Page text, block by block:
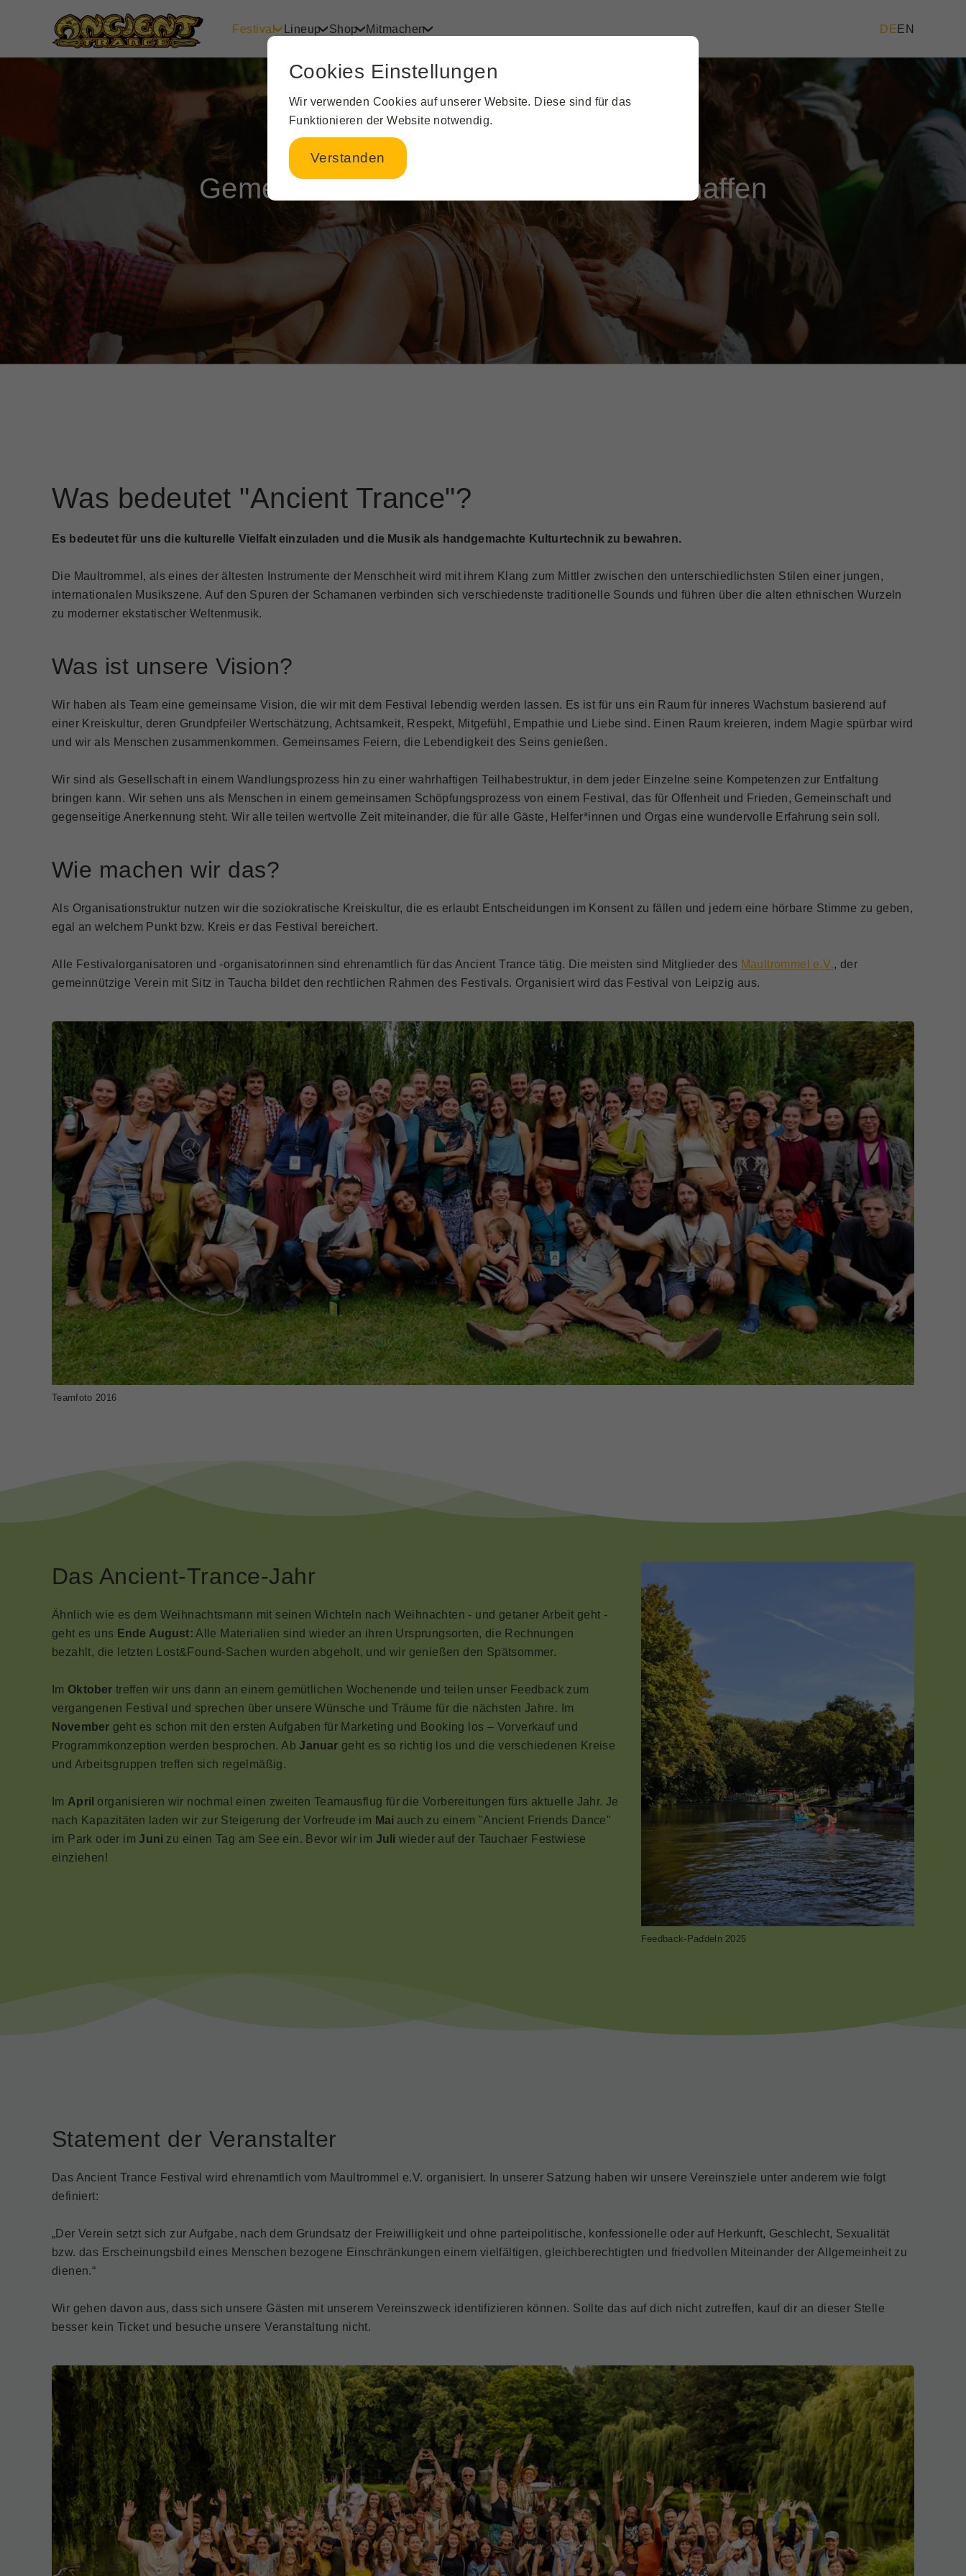
Festival Lineup Shop Mitmachen DE EN
Gemeinsam etwas Wunderbares erschaffen
Was bedeutet "Ancient Trance"?
Es bedeutet für uns die kulturelle Vielfalt einzuladen und die Musik als handgemachte Kulturtechnik zu bewahren.
Die Maultrommel, als eines der ältesten Instrumente der Menschheit wird mit ihrem Klang zum Mittler zwischen den unterschiedlichsten Stilen einer jungen,
internationalen Musikszene. Auf den Spuren der Schamanen verbinden sich verschiedenste traditionelle Sounds und führen über die alten ethnischen Wurzeln
zu moderner ekstatischer Weltenmusik.
Was ist unsere Vision?
Wir haben als Team eine gemeinsame Vision, die wir mit dem Festival lebendig werden lassen. Es ist für uns ein Raum für inneres Wachstum basierend auf
einer Kreiskultur, deren Grundpfeiler Wertschätzung, Achtsamkeit, Respekt, Mitgefühl, Empathie und Liebe sind. Einen Raum kreieren, indem Magie spürbar wird
und wir als Menschen zusammenkommen. Gemeinsames Feiern, die Lebendigkeit des Seins genießen.
Wir sind als Gesellschaft in einem Wandlungsprozess hin zu einer wahrhaftigen Teilhabestruktur, in dem jeder Einzelne seine Kompetenzen zur Entfaltung
bringen kann. Wir sehen uns als Menschen in einem gemeinsamen Schöpfungsprozess von einem Festival, das für Offenheit und Frieden, Gemeinschaft und
gegenseitige Anerkennung steht. Wir alle teilen wertvolle Zeit miteinander, die für alle Gäste, Helfer*innen und Orgas eine wundervolle Erfahrung sein soll.
Wie machen wir das?
Als Organisationstruktur nutzen wir die soziokratische Kreiskultur, die es erlaubt Entscheidungen im Konsent zu fällen und jedem eine hörbare Stimme zu geben,
egal an welchem Punkt bzw. Kreis er das Festival bereichert.
Alle Festivalorganisatoren und -organisatorinnen sind ehrenamtlich für das Ancient Trance tätig. Die meisten sind Mitglieder des Maultrommel e.V., der
gemeinnützige Verein mit Sitz in Taucha bildet den rechtlichen Rahmen des Festivals. Organisiert wird das Festival von Leipzig aus.
Teamfoto 2016
Das Ancient-Trance-Jahr
Ähnlich wie es dem Weihnachtsmann mit seinen Wichteln nach Weihnachten - und getaner Arbeit geht -
geht es uns Ende August: Alle Materialien sind wieder an ihren Ursprungsorten, die Rechnungen
bezahlt, die letzten Lost&Found-Sachen wurden abgeholt, und wir genießen den Spätsommer.
Im Oktober treffen wir uns dann an einem gemütlichen Wochenende und teilen unser Feedback zum
vergangenen Festival und sprechen über unsere Wünsche und Träume für die nächsten Jahre. Im
November geht es schon mit den ersten Aufgaben für Marketing und Booking los – Vorverkauf und
Programmkonzeption werden besprochen. AbJanuar geht es so richtig los und die verschiedenen Kreise
und Arbeitsgruppen treffen sich regelmäßig.
Im April organisieren wir nochmal einen zweiten Teamausflug für die Vorbereitungen fürs aktuelle Jahr. Je
nach Kapazitäten laden wir zur Steigerung der Vorfreude im Mai auch zu einem "Ancient Friends Dance"
im Park oder imJuni zu einen Tag am See ein. Bevor wir im Juli wieder auf der Tauchaer Festwiese
einziehen!
Feedback-Paddeln 2025
Statement der Veranstalter
Das Ancient Trance Festival wird ehrenamtlich vom Maultrommel e.V. organisiert. In unserer Satzung haben wir unsere Vereinsziele unter anderem wie folgt
definiert:
„Der Verein setzt sich zur Aufgabe, nach dem Grundsatz der Freiwilligkeit und ohne parteipolitische, konfessionelle oder auf Herkunft, Geschlecht, Sexualität
bzw. das Erscheinungsbild eines Menschen bezogene Einschränkungen einem vielfältigen, gleichberechtigten und friedvollen Miteinander der Allgemeinheit zu
dienen.“
Wir gehen davon aus, dass sich unsere Gästen mit unserem Vereinszweck identifizieren können. Sollte das auf dich nicht zutreffen, kauf dir an dieser Stelle
besser kein Ticket und besuche unsere Veranstaltung nicht.
Cookies Einstellungen
Wir verwenden Cookies auf unserer Website. Diese sind für das
Funktionieren der Website notwendig.
Verstanden